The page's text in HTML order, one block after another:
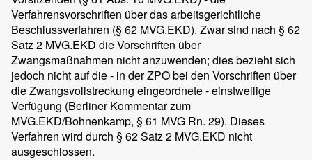
Verfahrensvorschriften über das arbeitsgerichtliche
Beschlussverfahren (§ 62 MVG.EKD). Zwar sind nach § 62
Satz 2 MVG.EKD die Vorschriften über
Zwangsmaßnahmen nicht anzuwenden; dies bezieht sich
jedoch nicht auf die - in der ZPO bei den Vorschriften über
die Zwangsvollstreckung eingeordnete - einstweilige
Verfügung (Berliner Kommentar zum
MVG.EKD/Bohnenkamp, § 61 MVG Rn. 29). Dieses
Verfahren wird durch § 62 Satz 2 MVG.EKD nicht
ausgeschlossen.